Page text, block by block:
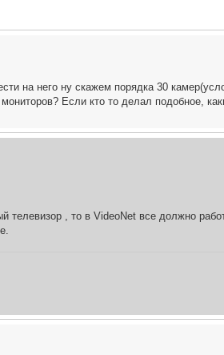
на него ну скажем порядка 30
Если кто то делал подобное,
, то в VideoNet все должно